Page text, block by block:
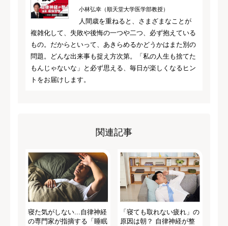
小林弘幸（順天堂大学医学部教授）
人間歳を重ねると、さまざまなことが
複雑化して、失敗や後悔の一つや二つ、必ず抱えている
もの。だからといって、あきらめるかどうかはまた別の
問題。どんな出来事も捉え方次第。「私の人生も捨てた
もんじゃないな」と必ず思える、毎日が楽しくなるヒン
トをお届けします。
関連記事
寝た気がしない...自律神経
の専門家が指摘する「睡眠
「寝ても取れない疲れ」の
原因は朝？ 自律神経が整